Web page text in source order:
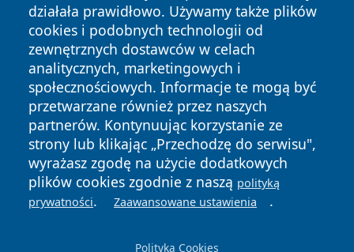
działała prawidłowo. Używamy także plików
cookies i podobnych technologii od
zewnętrznych dostawców w celach
analitycznych, marketingowych i
społecznościowych. Informacje te mogą być
przetwarzane również przez naszych
partnerów. Kontynuując korzystanie ze
strony lub klikając „Przechodzę do serwisu",
wyrażasz zgodę na użycie dodatkowych
plików cookies zgodnie z naszą polityką
prywatności. Zaawansowane ustawienia .
Polityka Cookies
Copyright © 2026 elblagonline.pl Wszystkie prawa
zastrzeżone.
News Autorzy
Polityka
Prywatności
Polityka
Cookies